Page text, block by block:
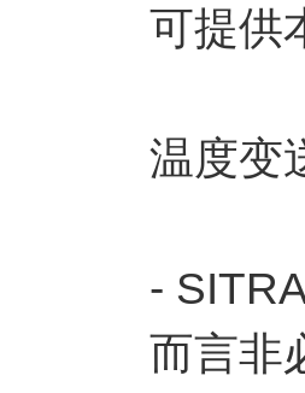
可提供
温度变
-
而言非